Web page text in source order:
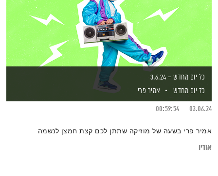
כל יום מחדש – 3.6.24
כל יום מחדש
אמיר פרי
03.06.24
00:59:54
אמיר פרי בשעה של מוזיקה שתתן לכם קצת חמצן לנשמה
אודיו